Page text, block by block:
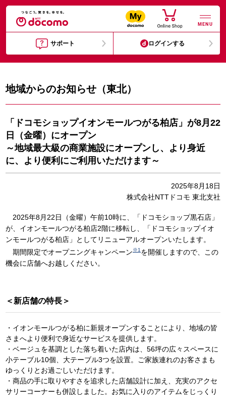
MENU
サポート ログインする
地域からのお知らせ（東北）
「ドコモショップイオンモールつがる柏店」が8月22
日（金曜）にオープン
～地域最大級の商業施設にオープンし、より身近
に、より便利にご利用いただけます～
2025年8月18日
株式会社NTTドコモ 東北支社
2025年8月22日（金曜）午前10時に、「ドコモショップ黒石店」
が、イオンモールつがる柏店2階に移転し、「ドコモショップイオ
ンモールつがる柏店」としてリニューアルオープンいたします。
期間限定でオープニングキャンペーン※1 を開催しますので、この
機会に店舗へお越しください。
＜新店舗の特長＞
・イオンモールつがる柏に新規オープンすることにより、地域の皆
さまへより便利で身近なサービスを提供します。
・ベージュを基調とした落ち着いた店内は、56坪の広々スペースに
小テーブル10個、大テーブル3つを設置。ご家族連れのお客さまも
ゆっくりとお過ごしいただけます。
・商品の手に取りやすさを追求した店舗設計に加え、充実のアクセ
サリーコーナーも併設しました。お気に入りのアイテムをじっくり